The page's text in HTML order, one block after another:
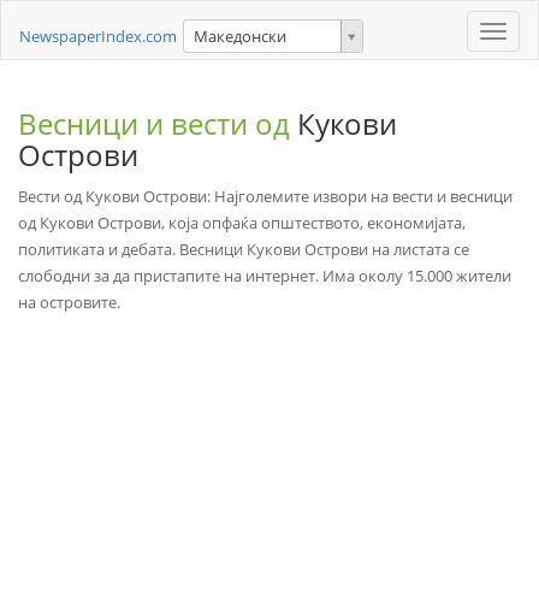
Toggle
NewspaperIndex.com Македонски
Весници и вести од Кукови
Острови
Вести од Кукови Острови: Најголемите извори на вести и весници
од Кукови Острови, која опфаќа општеството, економијата,
политиката и дебата. Весници Кукови Острови на листата се
слободни за да пристапите на интернет. Има околу 15.000 жители
на островите.